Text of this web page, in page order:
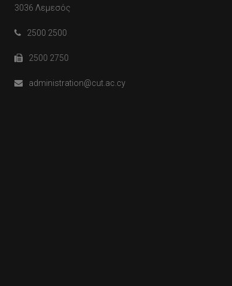
3036 Λεμεσός
2500 2500
2500 2750
administration@cut.ac.cy